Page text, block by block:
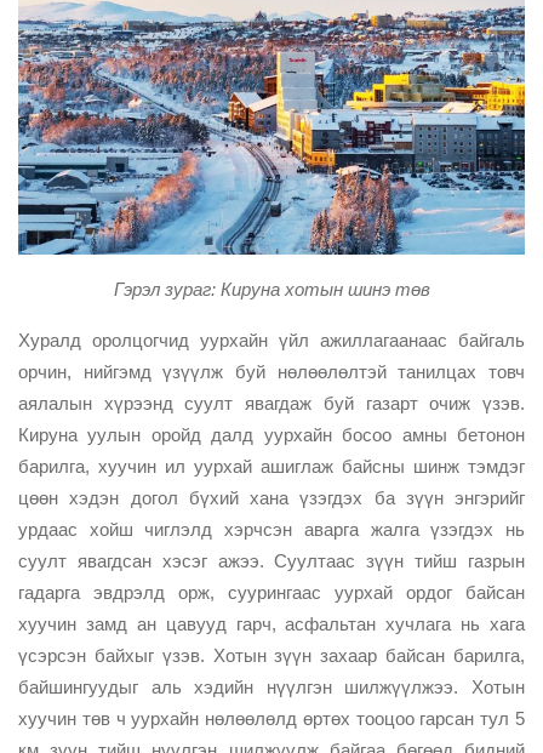
Гэрэл зураг: Кируна хотын шинэ төв
Хуралд оролцогчид уурхайн үйл ажиллагаанаас байгаль
орчин, нийгэмд үзүүлж буй нөлөөлөлтэй танилцах товч
аялалын хүрээнд суулт явагдаж буй газарт очиж үзэв.
Кируна уулын оройд далд уурхайн босоо амны бетонон
барилга, хуучин ил уурхай ашиглаж байсны шинж тэмдэг
цөөн хэдэн догол бүхий хана үзэгдэх ба зүүн энгэрийг
урдаас хойш чиглэлд хэрчсэн аварга жалга үзэгдэх нь
суулт явагдсан хэсэг ажээ. Суултаас зүүн тийш газрын
гадарга эвдрэлд орж, суурингаас уурхай ордог байсан
хуучин замд ан цавууд гарч, асфальтан хучлага нь хага
үсэрсэн байхыг үзэв. Хотын зүүн захаар байсан барилга,
байшингуудыг аль хэдийн нүүлгэн шилжүүлжээ. Хотын
хуучин төв ч уурхайн нөлөөлөлд өртөх тооцоо гарсан тул 5